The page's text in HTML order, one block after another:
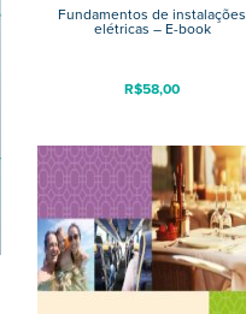
Fundamentos de instalações
elétricas – E-book
R$58,00